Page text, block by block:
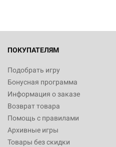
ПОКУПАТЕЛЯМ
Подобрать игру
Бонусная программа
Информация о заказе
Возврат товара
Помощь с правилами
Архивные игры
Товары без скидки